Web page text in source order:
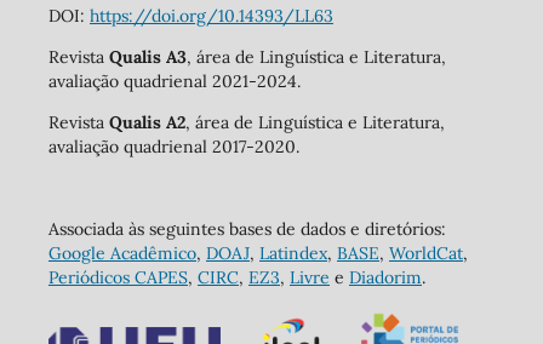
DOI: https://doi.org/10.14393/LL63
Revista Qualis A3, área de Linguística e Literatura,
avaliação quadrienal 2021-2024.
Revista Qualis A2, área de Linguística e Literatura,
avaliação quadrienal 2017-2020.
Associada às seguintes bases de dados e diretórios:
Google Acadêmico, DOAJ, Latindex, BASE, WorldCat,
Periódicos CAPES, CIRC, EZ3, Livre e Diadorim.